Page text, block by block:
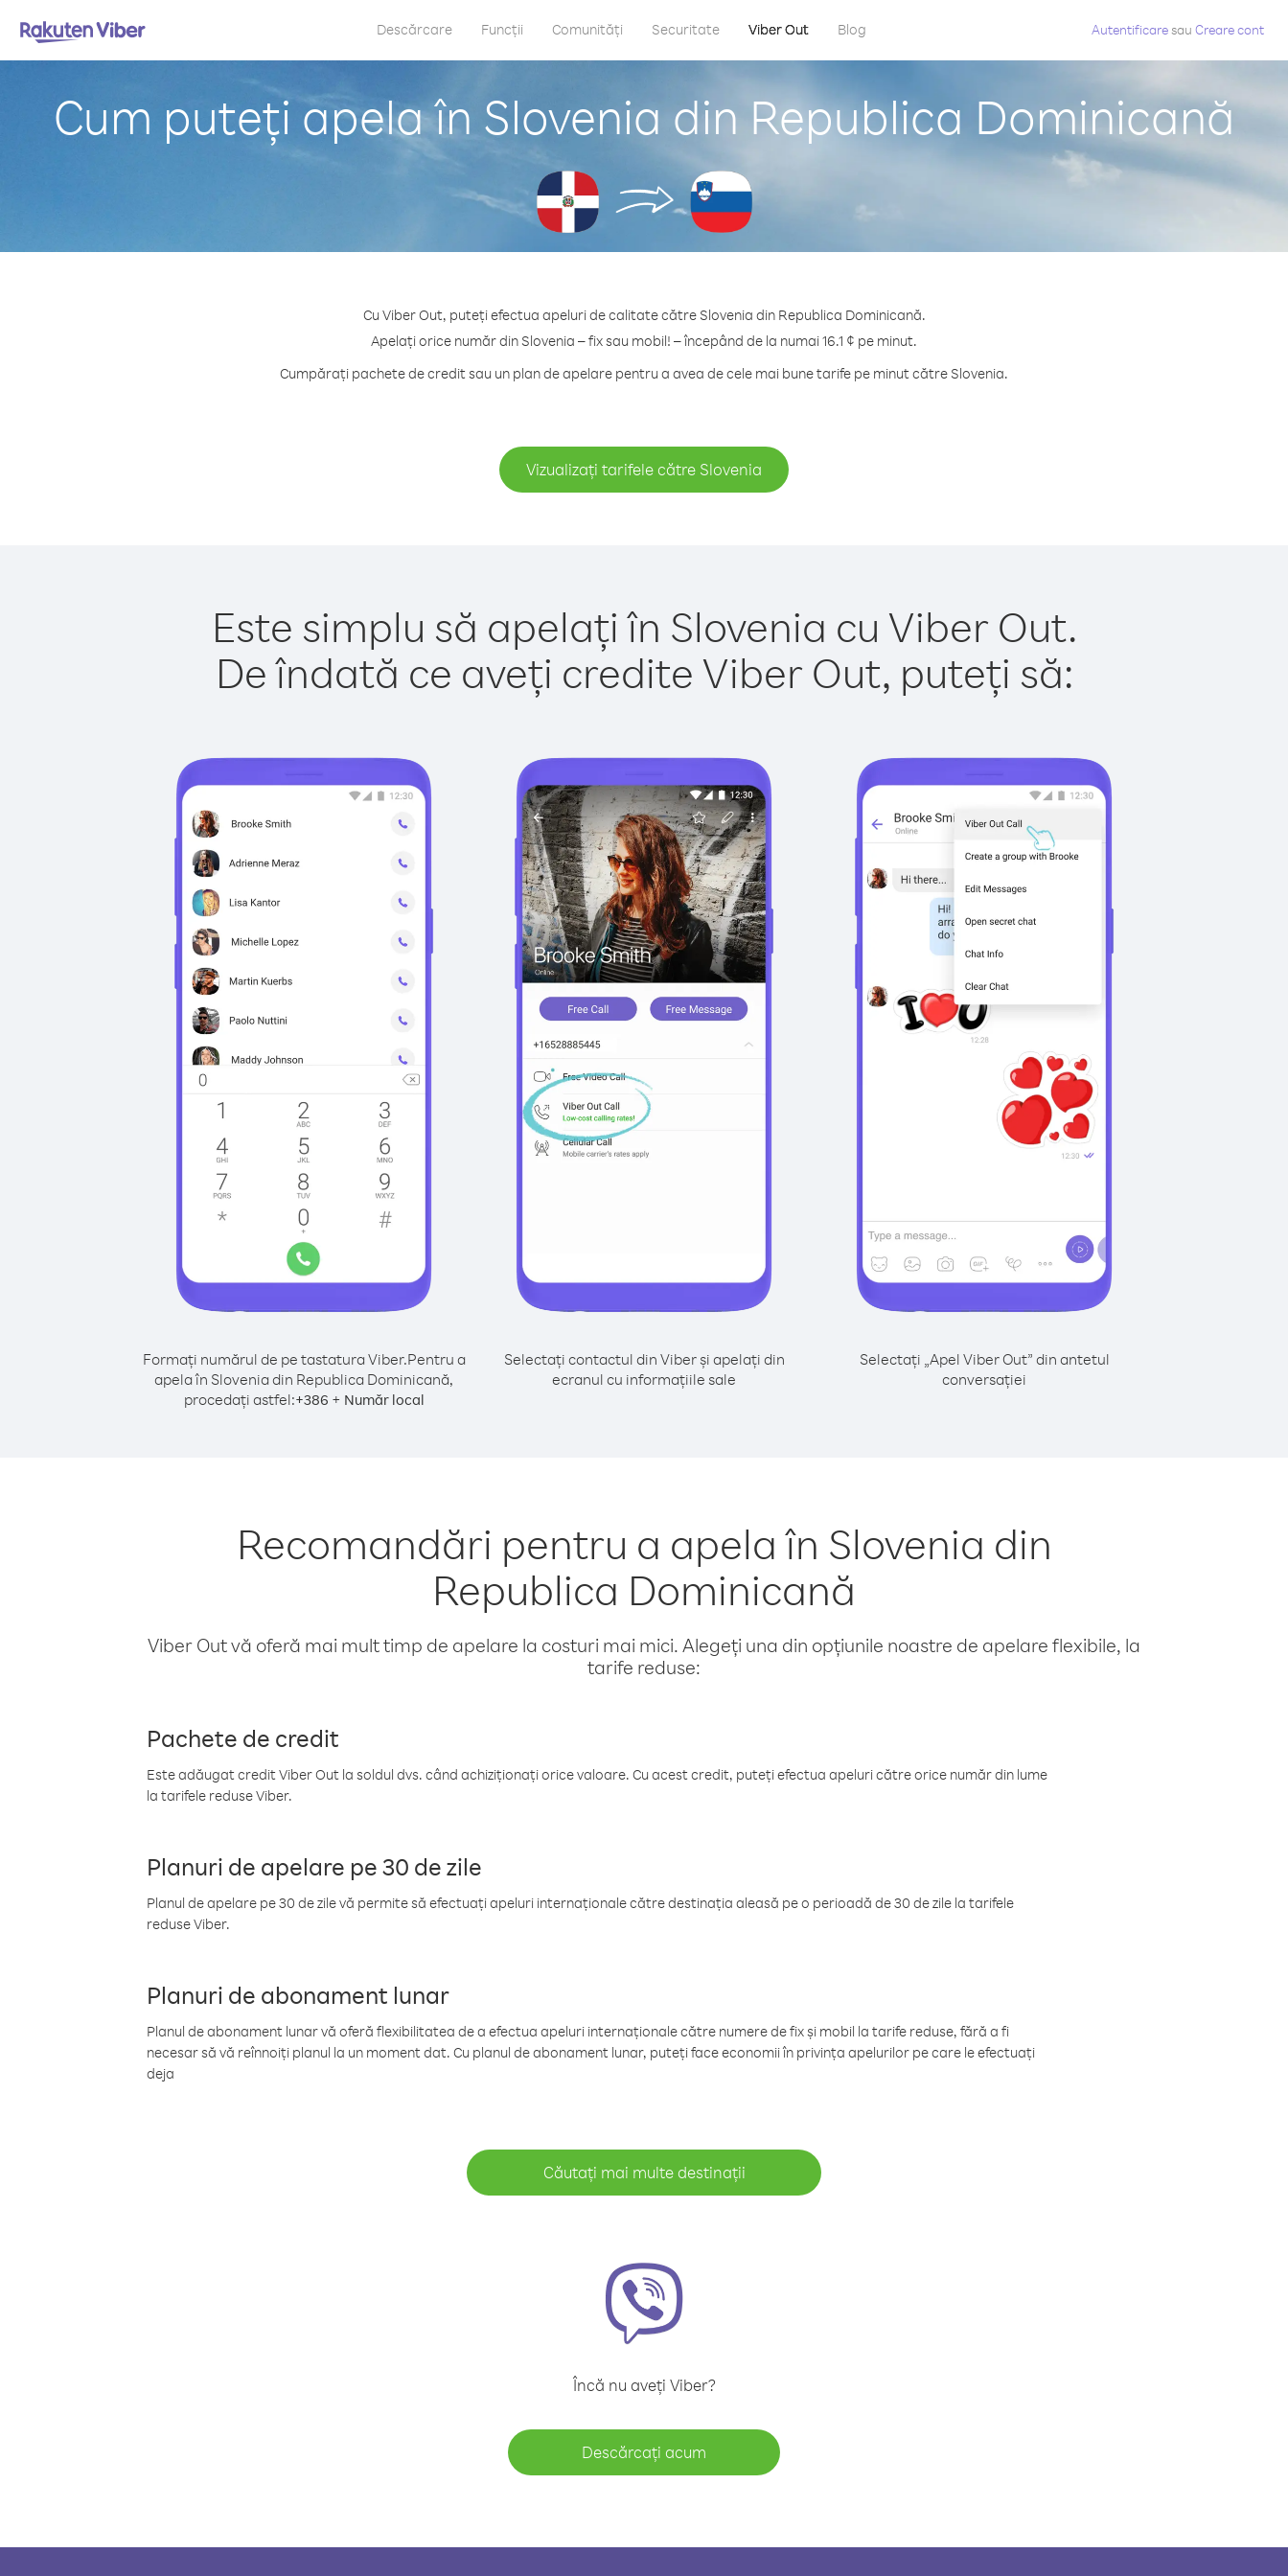
Descărcare Funcții Comunități Securitate Viber Out Blog Autentificaresau Creare cont
Cum puteți apela în Slovenia din Republica Dominicană
Cu Viber Out, puteți efectua apeluri de calitate către Slovenia din Republica Dominicană.
Apelați orice număr din Slovenia – fix sau mobil! – începând de la numai 16.1 ¢ pe minut.
Cumpărați pachete de credit sau un plan de apelare pentru a avea de cele mai bune tarife pe minut către Slovenia.
Vizualizați tarifele către Slovenia
Este simplu să apelați în Slovenia cu Viber Out.
De îndată ce aveți credite Viber Out, puteți să:
Formați numărul de pe tastatura Viber.Pentru a
apela în Slovenia din Republica Dominicană,
procedați astfel:+386 + Număr local
Selectați contactul din Viber și apelați din
ecranul cu informațiile sale
Selectați „Apel Viber Out” din antetul
conversației
Recomandări pentru a apela în Slovenia din
Republica Dominicană
Viber Out vă oferă mai mult timp de apelare la costuri mai mici. Alegeți una din opțiunile noastre de apelare flexibile, la
tarife reduse:
Pachete de credit
Este adăugat credit Viber Out la soldul dvs. când achiziționați orice valoare. Cu acest credit, puteți efectua apeluri către orice număr din lume
la tarifele reduse Viber.
Planuri de apelare pe 30 de zile
Planul de apelare pe 30 de zile vă permite să efectuați apeluri internaționale către destinația aleasă pe o perioadă de 30 de zile la tarifele
reduse Viber.
Planuri de abonament lunar
Planul de abonament lunar vă oferă flexibilitatea de a efectua apeluri internaționale către numere de fix și mobil la tarife reduse, fără a fi
necesar să vă reînnoiți planul la un moment dat. Cu planul de abonament lunar, puteți face economii în privința apelurilor pe care le efectuați
deja
Căutați mai multe destinații
Încă nu aveți Viber?
Descărcați acum